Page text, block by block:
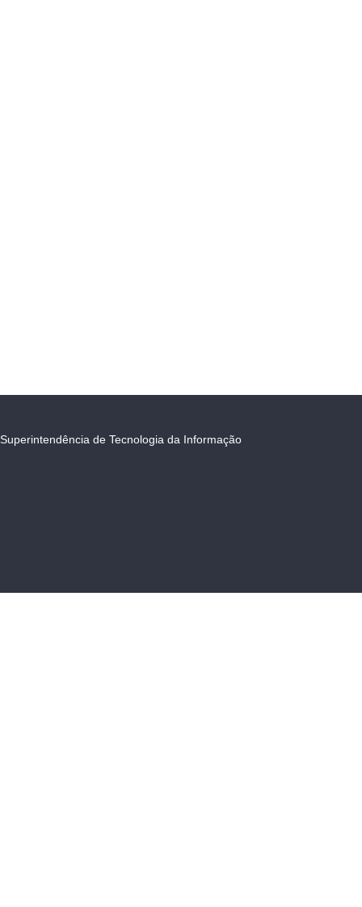
Superintendência de Tecnologia da Informação